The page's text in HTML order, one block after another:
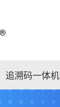
追溯码一体机